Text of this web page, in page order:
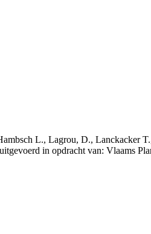
L., Lagrou, D., Lanckacker
in opdracht van: Vlaams